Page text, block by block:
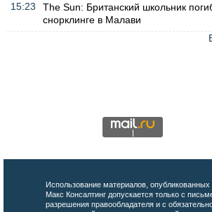
15:23
The Sun: Британский школьник
снорклинге в Малави
Использование материалов, опубликованных
Макс Консалтинг допускается только с
разрешения правообладателя и с